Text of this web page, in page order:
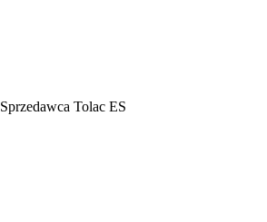
Sprzedawca Tolac ES